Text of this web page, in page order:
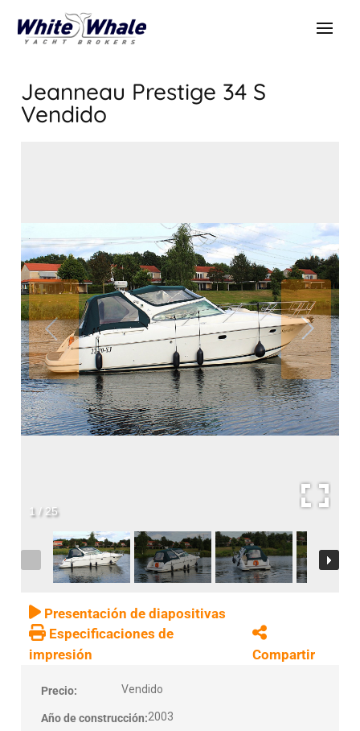
Jeanneau Prestige 34 S
Vendido
1 / 25
Presentación de diapositivas
Especificaciones de
impresión
Compartir
Precio: Vendido
Año de construcción:2003